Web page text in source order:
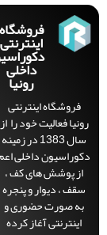
فروشگاه
اینترنتی
دکوراسیون
داخلی
رونیا
فروشگاه اینترنتی
فعالیت خود را از
سال 1383 در زمینه
داخلی اعم
پوشش های کف ،
، دیوار و پنجره
صورت حضوری و
اینترنتی آغاز کرده